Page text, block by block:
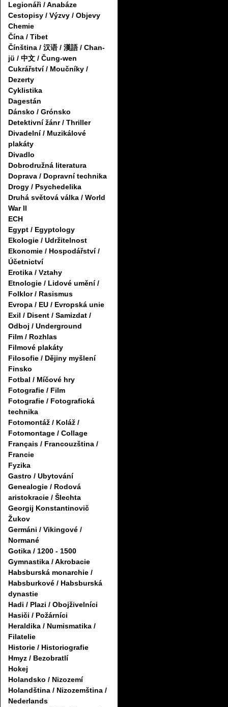
Legionáři / Anabáze
Cestopisy / Výzvy / Objevy
Chemie
Čína / Tibet
Čínština / 汉语 / 漢語 / Chan-
jü / 中文 / Čung-wen
Cukrářství / Moučníky /
Dezerty
Cyklistika
Dagestán
Dánsko / Grónsko
Detektivní žánr / Thriller
Divadelní / Muzikálové
plakáty
Divadlo
Dobrodružná literatura
Doprava / Dopravní technika
Drogy / Psychedelika
Druhá světová válka / World
War II
ECH
Egypt / Egyptology
Ekologie / Udržitelnost
Ekonomie / Hospodářství /
Účetnictví
Erotika / Vztahy
Etnologie / Lidové umění /
Folklor / Rasismus
Evropa / EU / Evropská unie
Exil / Disent / Samizdat /
Odboj / Underground
Film / Rozhlas
Filmové plakáty
Filosofie / Dějiny myšlení
Finsko
Fotbal / Míčové hry
Fotografie / Film
Fotografie / Fotografická
technika
Fotomontáž / Koláž /
Fotomontage / Collage
Français / Francouzština /
Francie
Fyzika
Gastro / Ubytování
Genealogie / Rodová
aristokracie / Šlechta
Georgij Konstantinovič
Žukov
Germáni / Vikingové /
Normané
Gotika / 1200 - 1500
Gymnastika / Akrobacie
Habsburská monarchie /
Habsburkové / Habsburská
dynastie
Hadi / Plazi / Obojživelníci
Hasiči / Požárníci
Heraldika / Numismatika /
Filatelie
Historie / Historiografie
Hmyz / Bezobratlí
Hokej
Holandsko / Nizozemí
Holandština / Nizozemština /
Nederlands